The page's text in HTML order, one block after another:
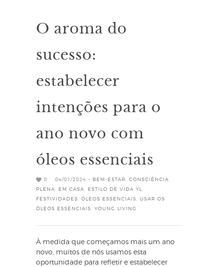
O aroma do
sucesso:
estabelecer
intenções para o
ano novo com
óleos essenciais
0 04/01/2024 - BEM-ESTAR
CONSCIÊNCIA
PLENA
EM CASA ESTILO DE VIDA YL
FESTIVIDADES
ÓLEOS ESSENCIAIS
USAR OS
ÓLEOS ESSENCIAIS
YOUNG LIVING
À medida que começamos mais um ano
novo, muitos de nós usamos esta
oportunidade para refletir e estabelecer